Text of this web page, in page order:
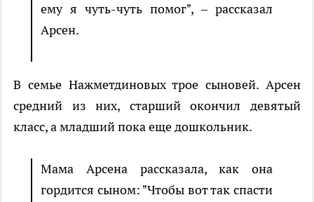
ему я чуть-чуть помог", – рассказал
Арсен.
В семье Нажметдиновых трое сыновей. Арсен
средний из них, старший окончил девятый
класс, а младший пока еще дошкольник.
Мама Арсена рассказала, как она
гордится сыном: "Чтобы вот так спасти